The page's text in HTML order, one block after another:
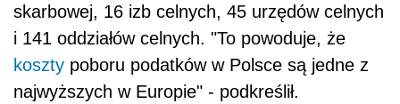
skarbowej, 16 izb celnych, 45 urzędów celnych
i 141 oddziałów celnych. "To powoduje, że
koszty poboru podatków w Polsce są jedne z
najwyższych w Europie" - podkreślił.